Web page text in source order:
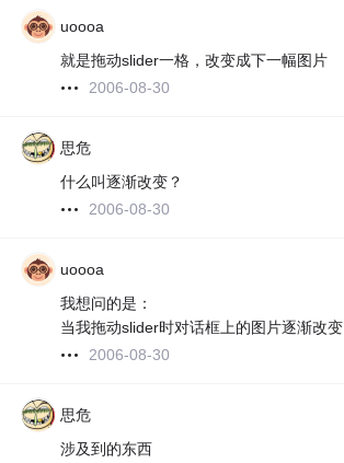
uoooa
就是拖动slider一格，改变成下一幅图片
2006-08-30
思危
什么叫逐渐改变？
2006-08-30
uoooa
我想问的是：
当我拖动slider时对话框上的图片逐渐改变
2006-08-30
思危
涉及到的东西